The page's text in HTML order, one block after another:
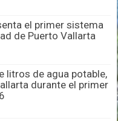
el primer sistema
de Puerto Vallarta
litros de agua potable,
durante el primer